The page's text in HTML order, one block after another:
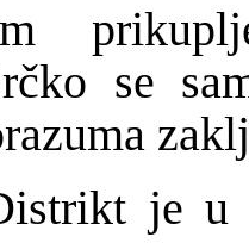
čko se
je u